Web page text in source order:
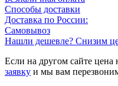
Способы доставки
Доставка по России:
Самовывоз
Нашли дешевле? Снизим
Если на другом сайте цена
заявку и мы вам